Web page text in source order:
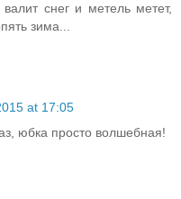
снег и метель метет,
зима...
at 17:05
юбка просто волшебная!